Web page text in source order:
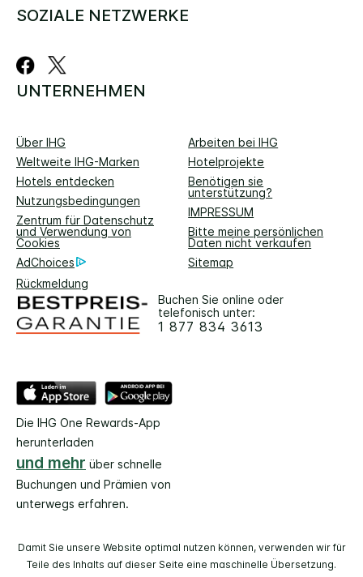
SOZIALE NETZWERKE
UNTERNEHMEN
Über IHG
Arbeiten bei IHG
Weltweite IHG-Marken
Hotelprojekte
Hotels entdecken
Benötigen sie
unterstützung?
Nutzungsbedingungen
IMPRESSUM
Zentrum für Datenschutz
und Verwendung von
Cookies
Bitte meine persönlichen
Daten nicht verkaufen
AdChoices
Sitemap
Rückmeldung
Buchen Sie online oder
telefonisch unter:
1 877 834 3613
Die IHG One Rewards-App
herunterladen
und mehr über schnelle
Buchungen und Prämien von
unterwegs erfahren.
Damit Sie unsere Website optimal nutzen können, verwenden wir für
Teile des Inhalts auf dieser Seite eine maschinelle Übersetzung.